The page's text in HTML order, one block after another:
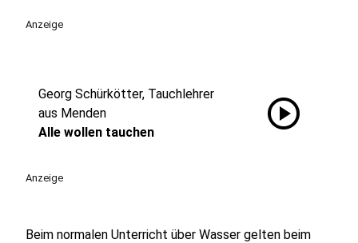
Anzeige
Georg Schürkötter, Tauchlehrer
aus Menden
Alle wollen tauchen
play_circle
Anzeige
Beim normalen Unterricht über Wasser gelten beim